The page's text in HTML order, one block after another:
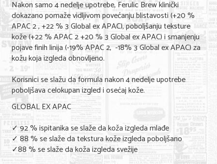
Nakon samo 4 nedelje upotrebe, Ferulic Brew klinički
dokazano pomaže vidljivom povećanju blistavosti (+20 %
APAC 2 , +22 % 3 Global ex APAC), poboljšanju teksture
kože (+22 % APAC 2 +20 % 3 Global ex APAC) i smanjenju
pojave finih linija (-19% APAC 2, -18% 3 Global ex APAC) za
kožu koja izgleda obnovljeno.
Korisnici se slažu da formula nakon 4 nedelje upotrebe
poboljšava celokupan izgled i osećaj kože.
GLOBAL EX APAC
✓ 92 % ispitanika se slaže da koža izgleda mlađe
✓ 88 % se slaže da tekstura kože izgleda poboljšano
✓88 % se slaže da koža izgleda svežije